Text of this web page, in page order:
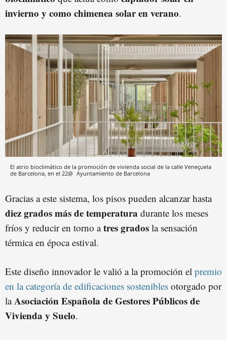
invierno y como chimenea solaren verano.
El atrio bioclimático de la promoción de vivienda social de la calle Veneçuela
de Barcelona, en el 22@ Ayuntamiento de Barcelona
Gracias a este sistema, los pisos pueden alcanzar hasta
diez grados más de temperatura durante los meses
fríos y reducir en torno atres grados la sensación
térmica en época estival.
Este diseño innovador le valió a la promoción el premio
en la categoría de edificaciones sostenibles otorgado por
laAsociación Española de Gestores Públicos de
Vivienda y Suelo.